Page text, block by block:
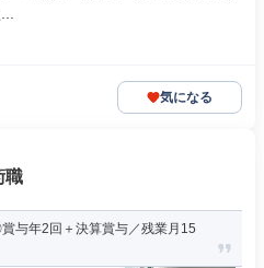
気になる
職
与年2回＋決算賞与／残業月15